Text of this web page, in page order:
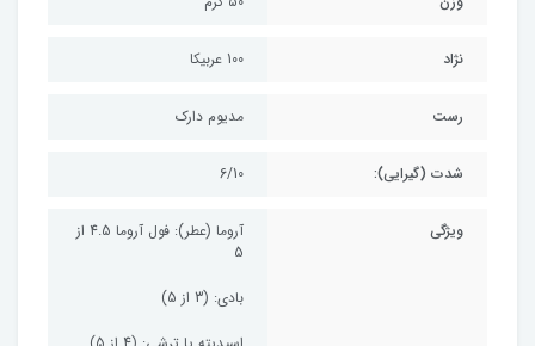
نژاد 100 عربیکا
رست مدیوم دارک
شدت (گیرایی): 6/10
ویژگی
آروما (عطر): فول آروما 4.5 از
5
بادی: (3 از 5)